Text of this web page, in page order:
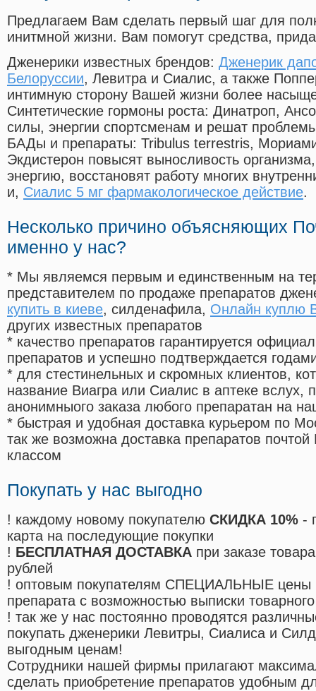
Предлагаем Вам сделать первый шаг для
инитмной жизни. Вам помогут средства,
Дженерики известных брендов: Дженерик
Белоруссии, Левитра и Сиалис, а также
интимную сторону Вашей жизни более
Синтетические гормоны роста: Динатроп,
силы, энергии спортсменам и решат
БАДы и препараты: Tribulus terrestris,
Экдистерон повысят выносливость
энергию, восстановят работу многих
и, Сиалис 5 мг фармакологическое действие.
Несколько причино объясняющих
именно у нас?
* Мы являемся первым и единственным на
представителем по продаже препаратов
купить в киеве, силденафила, Онлайн куплю
других известных препаратов
* качество препаратов гарантируется
препаратов и успешно подтверждается
* для стестинельных и скромных клиентов,
название Виагра или Сиалис в аптеке вслух,
анонимныого заказа любого препаратан на
* быстрая и удобная доставка курьером по
так же возможна доставка препаратов
классом
Покупать у нас выгодно
! каждому новому покупателю СКИДКА 10% -
карта на последующие покупки
! БЕСПЛАТНАЯ ДОСТАВКА при заказе
рублей
! оптовым покупателям СПЕЦИАЛЬНЫЕ цены
препарата с возможностью выписки
! так же у нас постоянно проводятся
покупать дженерики Левитры, Сиалиса и
выгодным ценам!
Cотрудники нашей фирмы прилагают
сделать приобретение препаратов удобным